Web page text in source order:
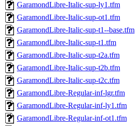
GaramondLibre-Italic-sup-ly1.tfm
GaramondLibre-Italic-sup-ot1.tfm
GaramondLibre-Italic-sup-t1--base.tfm
GaramondLibre-Italic-sup-t1.tfm
GaramondLibre-Italic-sup-t2a.tfm
GaramondLibre-Italic-sup-t2b.tfm
GaramondLibre-Italic-sup-t2c.tfm
GaramondLibre-Regular-inf-lgr.tfm
GaramondLibre-Regular-inf-ly1.tfm
GaramondLibre-Regular-inf-ot1.tfm